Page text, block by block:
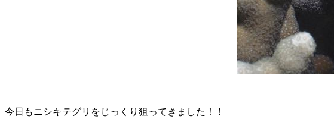
今日もニシキテグリをじっくり狙ってきました！！